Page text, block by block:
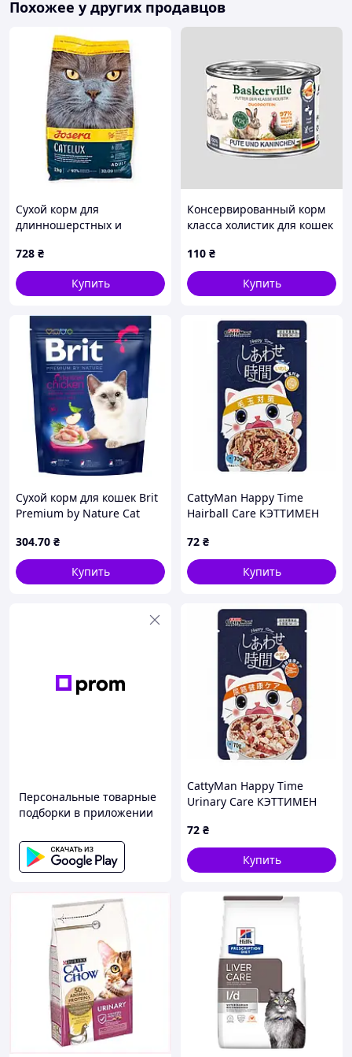
Похожее у других продавцов
Сухой корм для
длинношерстных и
Josera Catelux 2 кг рацион
с уткой, картофелем,
отрубицами подорожника
728 ₴
Купить
Консервированный корм
класса холистик для кошек
Baskerville Пребио
Индейка и кролик с
морковью, 200 г
110 ₴
Купить
Сухой корм для кошек Brit
Premium by Nature Cat
(8595602552993) MDR
304.70 ₴
Купить
CattyMan Happy Time
Hairball Care КЭТТИМЕН
беззерновой
полнорационный
влажный корм с тунцом и
72 ₴
Купить
Персональные товарные
подборки в приложении
CattyMan Happy Time
Urinary Care КЭТТИМЕН
полнорационный
влажный корм с морским
гребешком для котов, пауч
72 ₴
Купить